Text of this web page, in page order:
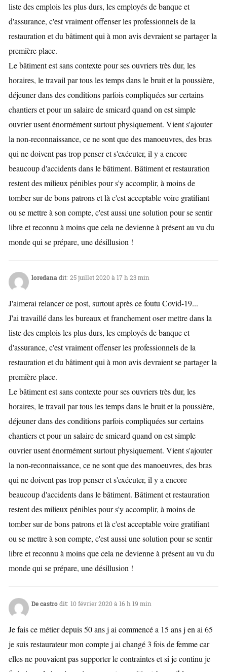
liste des emplois les plus durs, les employés de banque et
d'assurance, c'est vraiment offenser les professionnels de la
restauration et du bâtiment qui à mon avis devraient se partager la
première place.
Le bâtiment est sans contexte pour ses ouvriers très dur, les
horaires, le travail par tous les temps dans le bruit et la poussière,
déjeuner dans des conditions parfois compliquées sur certains
chantiers et pour un salaire de smicard quand on est simple
ouvrier usent énormément surtout physiquement. Vient s'ajouter
la non-reconnaissance, ce ne sont que des manoeuvres, des bras
qui ne doivent pas trop penser et s'exécuter, il y a encore
beaucoup d'accidents dans le bâtiment. Bâtiment et restauration
restent des milieux pénibles pour s'y accomplir, à moins de
tomber sur de bons patrons et là c'est acceptable voire gratifiant
ou se mettre à son compte, c'est aussi une solution pour se sentir
libre et reconnu à moins que cela ne devienne à présent au vu du
monde qui se prépare, une désillusion !
loredana dit: 25 juillet 2020 à 17 h 23 min
J'aimerai relancer ce post, surtout après ce foutu Covid-19...
J'ai travaillé dans les bureaux et franchement oser mettre dans la
liste des emplois les plus durs, les employés de banque et
d'assurance, c'est vraiment offenser les professionnels de la
restauration et du bâtiment qui à mon avis devraient se partager la
première place.
Le bâtiment est sans contexte pour ses ouvriers très dur, les
horaires, le travail par tous les temps dans le bruit et la poussière,
déjeuner dans des conditions parfois compliquées sur certains
chantiers et pour un salaire de smicard quand on est simple
ouvrier usent énormément surtout physiquement. Vient s'ajouter
la non-reconnaissance, ce ne sont que des manoeuvres, des bras
qui ne doivent pas trop penser et s'exécuter, il y a encore
beaucoup d'accidents dans le bâtiment. Bâtiment et restauration
restent des milieux pénibles pour s'y accomplir, à moins de
tomber sur de bons patrons et là c'est acceptable voire gratifiant
ou se mettre à son compte, c'est aussi une solution pour se sentir
libre et reconnu à moins que cela ne devienne à présent au vu du
monde qui se prépare, une désillusion !
De castrodit: 10 février 2020 à 16 h 19 min
Je fais ce métier depuis 50 ans j ai commencé a 15 ans j en ai 65
je suis restaurateur mon compte j ai changé 3 fois de femme car
elles ne pouvaient pas supporter le contraintes et si je continu je